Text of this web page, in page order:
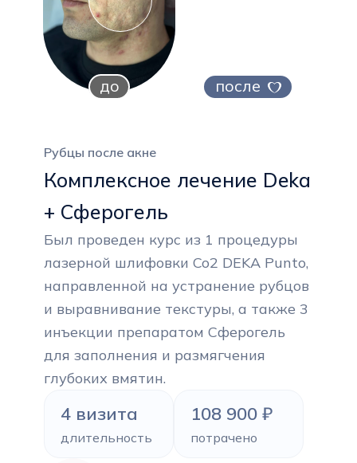
Рубцы после акне
Комплексное лечение Deka
+ Сферогель
Был проведен курс из 1 процедуры
лазерной шлифовки Co2 DEKA Punto,
направленной на устранение рубцов
и выравнивание текстуры, а также 3
инъекции препаратом Сферогель
для заполнения и размягчения
глубоких вмятин.
4 визита
длительность
108 900 ₽
потрачено
до после